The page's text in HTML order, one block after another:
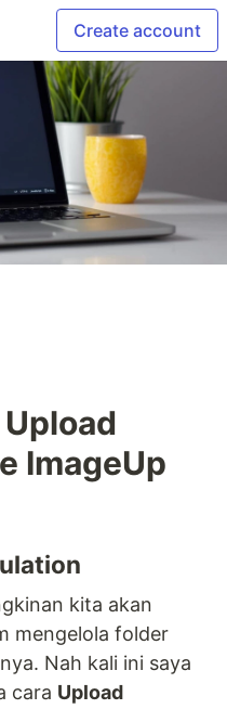
Create account
ImageUp
kita akan
mengelola folder
Nah kali ini saya
cara Upload